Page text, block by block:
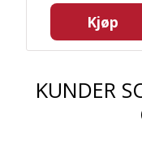
Kjøp
KUNDER